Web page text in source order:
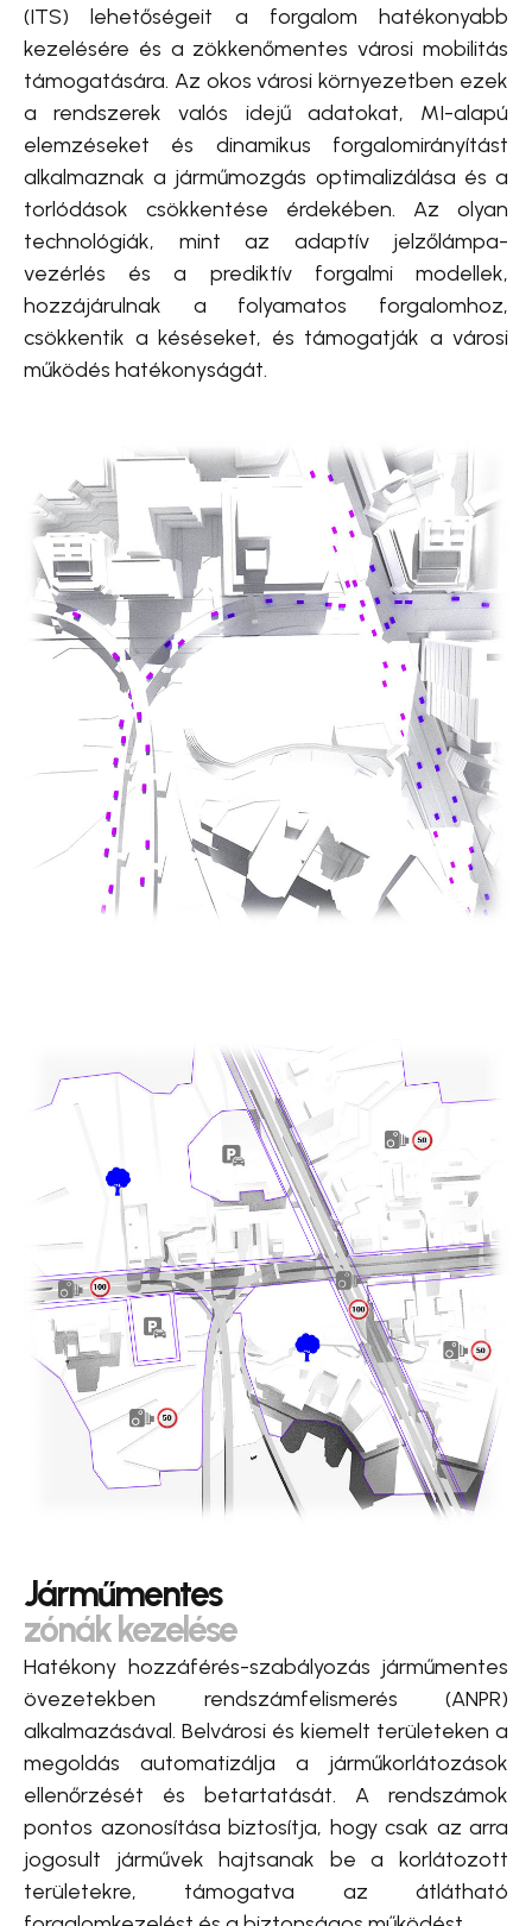
(ITS) lehetőségeit a forgalom hatékonyabb
kezelésére és a zökkenőmentes városi mobilitás
támogatására. Az okos városi környezetben ezek
a rendszerek valós idejű adatokat, MI-alapú
elemzéseket és dinamikus forgalomirányítást
alkalmaznak a járműmozgás optimalizálása és a
torlódások csökkentése érdekében. Az olyan
technológiák, mint az adaptív jelzőlámpa-
vezérlés és a prediktív forgalmi modellek,
hozzájárulnak a folyamatos forgalomhoz,
csökkentik a késéseket, és támogatják a városi
működés hatékonyságát.
Járműmentes
zónák kezelése
Hatékony hozzáférés-szabályozás járműmentes
övezetekben rendszámfelismerés (ANPR)
alkalmazásával. Belvárosi és kiemelt területeken a
megoldás automatizálja a járműkorlátozások
ellenőrzését és betartatását. A rendszámok
pontos azonosítása biztosítja, hogy csak az arra
jogosult járművek hajtsanak be a korlátozott
területekre, támogatva az átlátható